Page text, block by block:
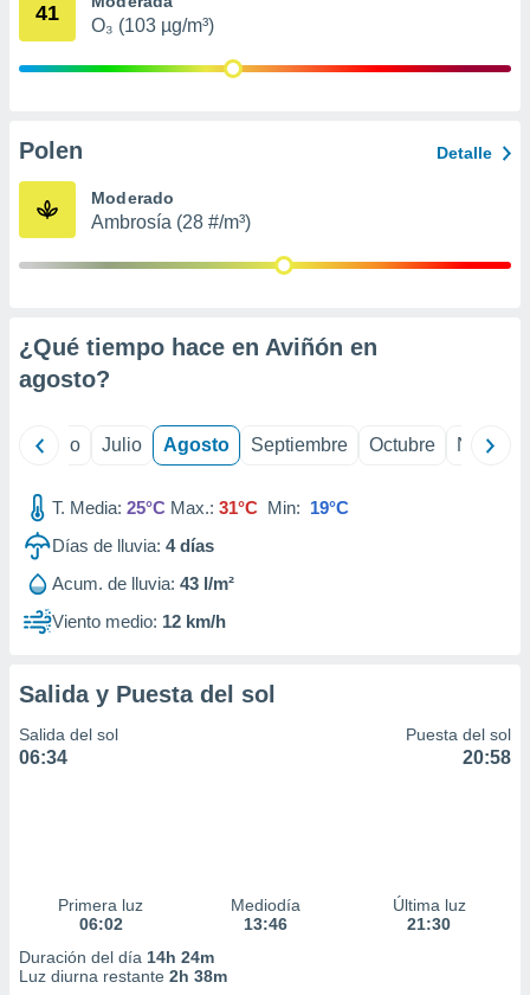
publicidad
de
1199
41
O₃ (103 µg/m³)
Polen Detalle
Moderado
Ambrosía (28 #/m³)
¿Qué tiempo hace en Aviñón en
agosto?
Junio Julio Agosto Septiembre Octubre
T. Media: 25°C Max.: 31°C Min: 19°C
Días de lluvia: 4días
Acum. de lluvia: 43 l/m²
Viento medio: 12 km/h
Salida y Puesta del sol
Salida del sol
06:34
Puesta del sol
20:58
Primera luz
06:02
Mediodía
13:46
Última luz
21:30
Duración del día 14h 24m
Luz diurna restante 2h 38m